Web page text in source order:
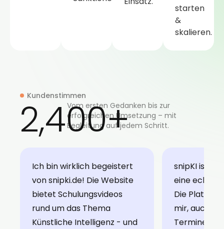
starten
&
skalieren.
Kundenstimmen
2,400+
Vom ersten Gedanken bis zur
erfolgreichen Umsetzung – mit
Begleitung auf jedem Schritt.
Ich bin wirklich begeistert
von snipki.de! Die Website
bietet Schulungsvideos
rund um das Thema
Künstliche Intelligenz - und
snipKI ist für
eine echte
Die
mir, auch
Termine und